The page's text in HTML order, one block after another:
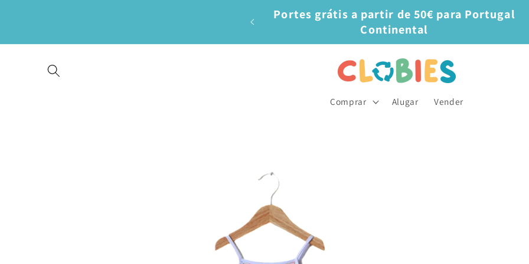
Portes grátis a partir de 50€ para Portugal
Continental
Comprar Alugar Vender